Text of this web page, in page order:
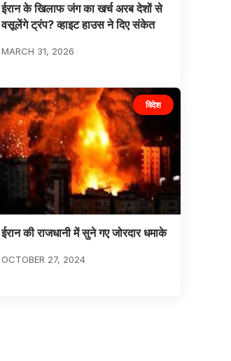
ईरान के खिलाफ जंग का खर्च अरब देशों से
वसूलेंगे ट्रंप? व्हाइट हाउस ने दिए संकेत
MARCH 31, 2026
विदेश
ईरान की राजधानी में सुने गए जोरदार धमाके
OCTOBER 27, 2024